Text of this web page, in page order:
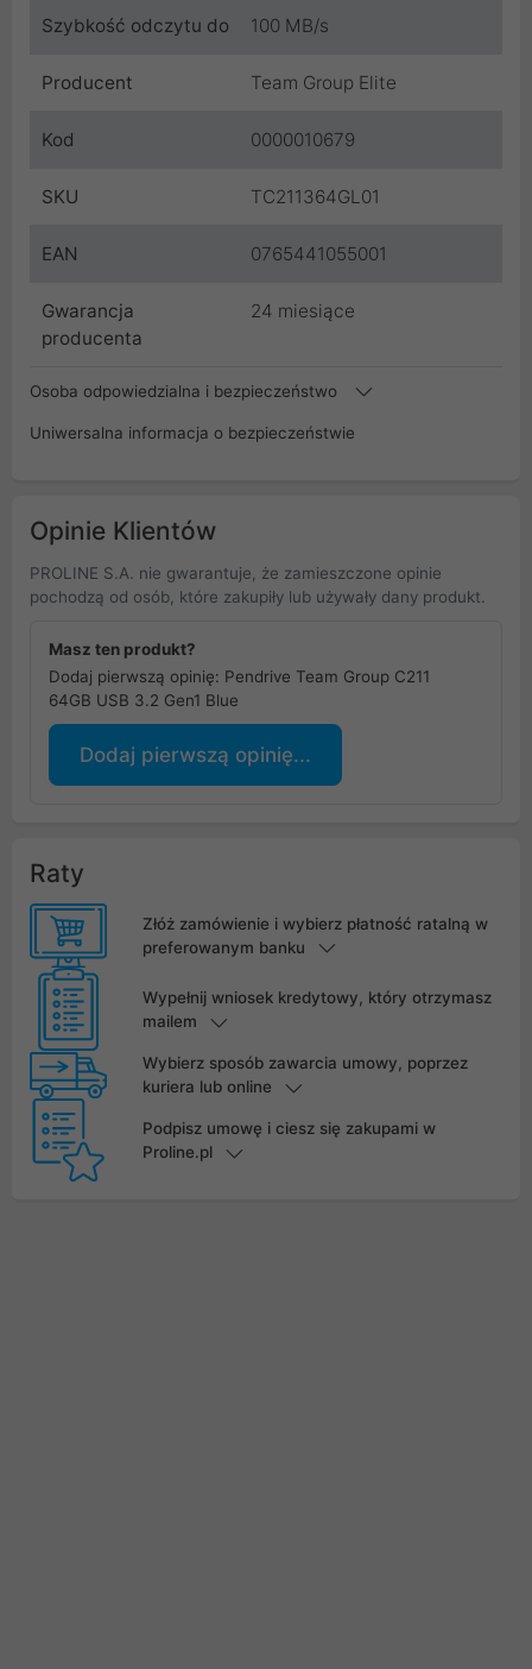
Szybkość odczytu do 100 MB/s
Producent Team Group Elite
Kod 0000010679
SKU TC211364GL01
EAN 0765441055001
Gwarancja
producenta
24 miesiące
Osoba odpowiedzialna i bezpieczeństwo
Uniwersalna informacja o bezpieczeństwie
Opinie Klientów
PROLINE S.A. nie gwarantuje, że zamieszczone opinie
pochodzą od osób, które zakupiły lub używały dany produkt.
Masz ten produkt?
Dodaj pierwszą opinię: Pendrive Team Group C211
64GB USB 3.2 Gen1 Blue
Dodaj pierwszą opinię...
Raty
Złóż zamówienie i wybierz płatność ratalną w
preferowanym banku
Wypełnij wniosek kredytowy, który otrzymasz
mailem
Wybierz sposób zawarcia umowy, poprzez
kuriera lub online
Podpisz umowę i ciesz się zakupami w
Proline.pl